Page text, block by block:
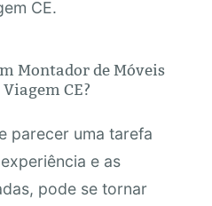
CE.
Montador de Móveis
CE?
parecer uma tarefa
e as
pode se tornar